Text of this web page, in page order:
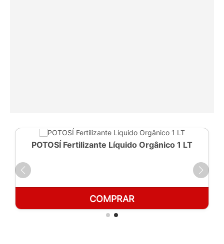
POTOSÍ Fertilizante Líquido Orgânico 1 LT
COMPRAR